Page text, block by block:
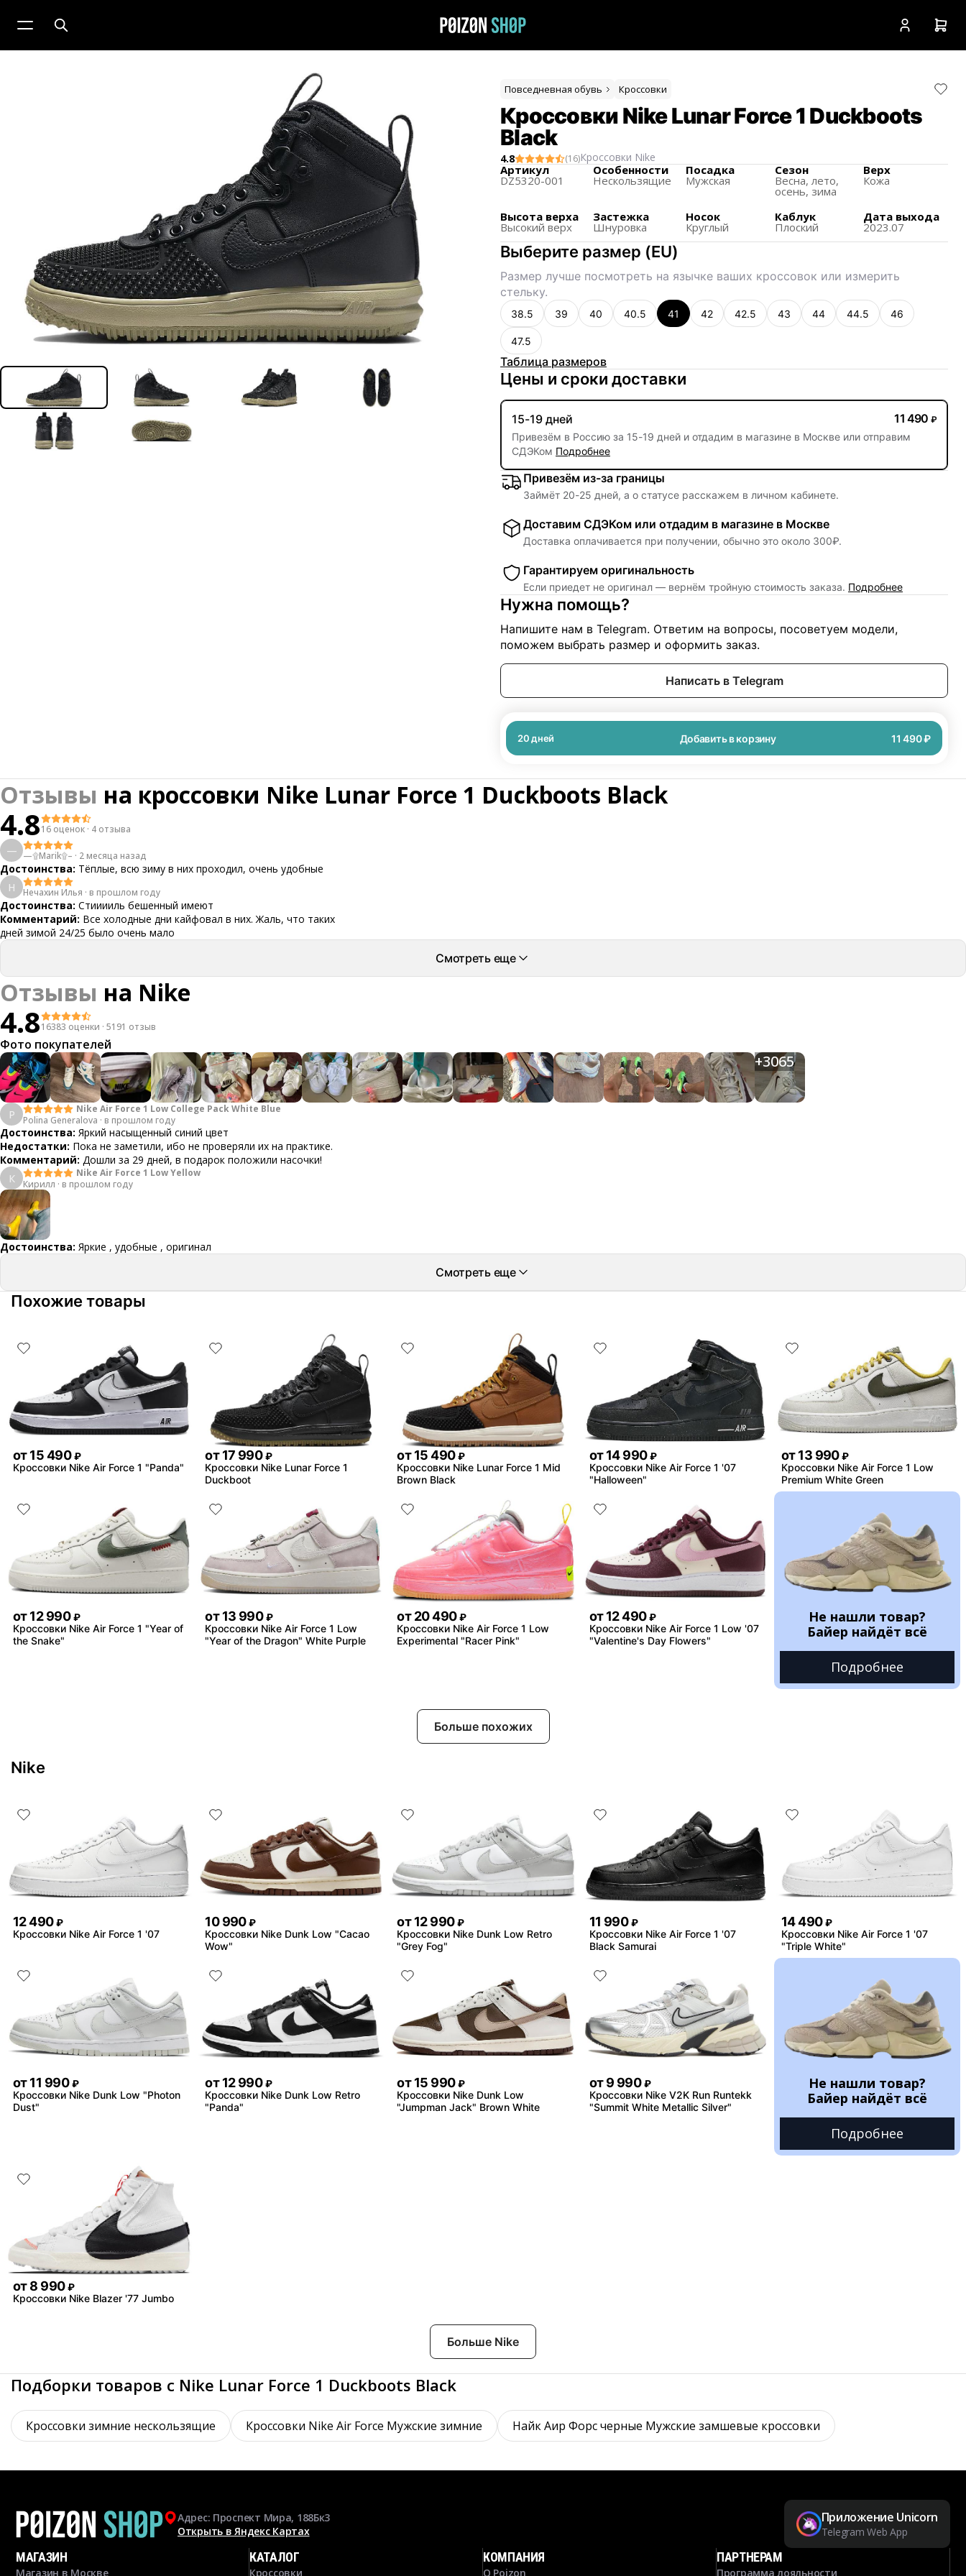
Повседневная обувь Кроссовки
Кроссовки Nike Lunar Force 1 Duckboots
Black
4.8 (16)Кроссовки Nike
Артикул
DZ5320-001
Особенности
Нескользящиe
Посадка
Мужская
Сезон
Весна, лето,
осень, зима
Верх
Кожа
Высота верха
Высокий верх
Застежка
Шнуровка
Носок
Круглый
Каблук
Плоский
Дата выхода
2023.07
Выберите размер (EU)
Размер лучше посмотреть на язычке ваших кроссовок или измерить
стельку.
38.5 39 40 40.5 41 42 42.5 43 44 44.5 46
47.5
Таблица размеров
Цены и сроки доставки
15-19 дней 11 490 ₽
Привезём в Россию за 15-19 дней и отдадим в магазине в Москве или отправим
СДЭКом Подробнее
Привезём из-за границы
Займёт 20-25 дней, а о статусе расскажем в личном кабинете.
Доставим СДЭКом или отдадим в магазине в Москве
Доставка оплачивается при получении, обычно это около 300₽.
Гарантируем оригинальность
Если приедет не оригинал — вернём тройную стоимость заказа. Подробнее
Нужна помощь?
Напишите нам в Telegram. Ответим на вопросы, посоветуем модели,
поможем выбрать размер и оформить заказ.
Написать в Telegram
20дней Добавить в корзину 11 490 ₽
Отзывы на кроссовки Nike Lunar Force 1 Duckboots Black
4.816 оценок · 4 отзыва
— —۩Marik۩– · 2 месяца назад
Достоинства: Тёплые, всю зиму в них проходил, очень удобные
Н
Нечахин Илья · в прошлом году
Достоинства: Стииииль бешенный имеют
Комментарий: Все холодные дни кайфовал в них. Жаль, что таких
дней зимой 24/25 было очень мало
Смотреть еще
Отзывы на Nike
4.816383 оценки · 5191 отзыв
Фото покупателей
+3065
P
Nike Air Force 1 Low College Pack White Blue
Polina Generalova · в прошлом году
Достоинства: Яркий насыщенный синий цвет
Недостатки: Пока не заметили, ибо не проверяли их на практике.
Комментарий: Дошли за 29 дней, в подарок положили насочки!
К
Nike Air Force 1 Low Yellow
Кирилл · в прошлом году
Достоинства: Яркие , удобные , оригинал
Смотреть еще
Похожие товары
от15 490 ₽
Кроссовки Nike Air Force 1 "Panda"
от 17 990 ₽
Кроссовки Nike Lunar Force 1
Duckboot
от 15 490 ₽
Кроссовки Nike Lunar Force 1 Mid
Brown Black
от 14 990 ₽
Кроссовки Nike Air Force 1 '07
"Halloween"
от 13 990 ₽
Кроссовки Nike Air Force 1 Low
Premium White Green
от12 990 ₽
Кроссовки Nike Air Force 1 "Year of
the Snake"
от 13 990 ₽
Кроссовки Nike Air Force 1 Low
"Year of the Dragon" White Purple
от 20 490 ₽
Кроссовки Nike Air Force 1 Low
Experimental "Racer Pink"
от 12 490 ₽
Кроссовки Nike Air Force 1 Low '07
"Valentine's Day Flowers"
Не нашли товар?
Байер найдёт всё
Подробнее
Больше похожих
Nike
12 490 ₽
Кроссовки Nike Air Force 1 '07
10 990 ₽
Кроссовки Nike Dunk Low "Cacao
Wow"
от 12 990 ₽
Кроссовки Nike Dunk Low Retro
"Grey Fog"
11 990 ₽
Кроссовки Nike Air Force 1 '07
Black Samurai
14 490 ₽
Кроссовки Nike Air Force 1 '07
"Triple White"
от11 990 ₽
Кроссовки Nike Dunk Low "Photon
Dust"
от 12 990 ₽
Кроссовки Nike Dunk Low Retro
"Panda"
от 15 990 ₽
Кроссовки Nike Dunk Low
"Jumpman Jack" Brown White
от 9 990 ₽
Кроссовки Nike V2K Run Runtekk
"Summit White Metallic Silver"
Не нашли товар?
Байер найдёт всё
Подробнее
от8 990 ₽
Кроссовки Nike Blazer '77 Jumbo
Больше Nike
Подборки товаров с Nike Lunar Force 1 Duckboots Black
Кроссовки зимние нескользящие Кроссовки Nike Air Force Мужские зимние Найк Аир Форс черные Мужские замшевые кроссовки
Адрес: Проспект Мира, 188Бк3
Открыть в Яндекс Картах
Приложение Unicorn
Telegram Web App
МАГАЗИН
Магазин в Москве
КАТАЛОГ
Кроссовки
КОМПАНИЯ
О Poizon
ПАРТНЕРАМ
Программа лояльности